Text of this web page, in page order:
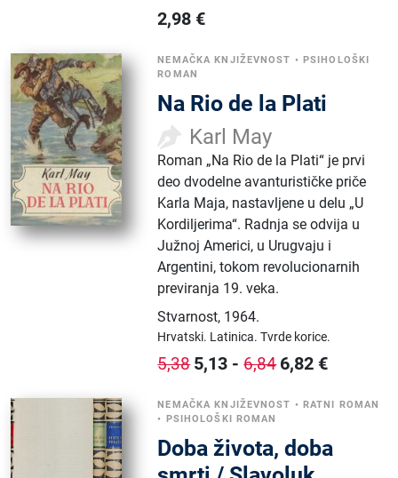
2,98 €
NEMAČKA KNJIŽEVNOST • PSIHOLOŠKI
ROMAN
Na Rio de la Plati
Karl May
Roman „Na Rio de la Plati“ je prvi
deo dvodelne avanturističke priče
Karla Maja, nastavljene u delu „U
Kordiljerima“. Radnja se odvija u
Južnoj Americi, u Urugvaju i
Argentini, tokom revolucionarnih
previranja 19. veka.
Stvarnost, 1964.
Hrvatski. Latinica.Tvrde korice.
5,38 5,13 -6,84 6,82 €
NEMAČKA KNJIŽEVNOST • RATNI ROMAN
• PSIHOLOŠKI ROMAN
Doba života, doba